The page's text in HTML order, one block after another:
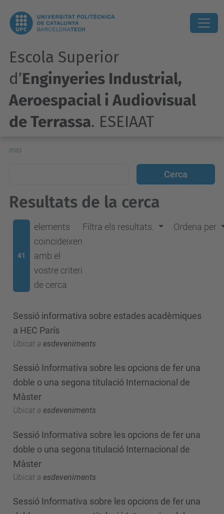
Escola Superior
d’Enginyeries Industrial,
Aeroespacial i Audiovisual
de Terrassa. ESEIAAT
Inici
Resultats de la cerca
41
elements
coincideixen
amb el
vostre criteri
de cerca
Filtra els resultats. Ordena per
Sessió informativa sobre estades acadèmiques
a HEC París
Ubicat a esdeveniments
Sessió Informativa sobre les opcions de fer una
doble o una segona titulació Internacional de
Màster
Ubicat a esdeveniments
Sessió Informativa sobre les opcions de fer una
doble o una segona titulació Internacional de
Màster
Ubicat a esdeveniments
Sessió Informativa sobre les opcions de fer una